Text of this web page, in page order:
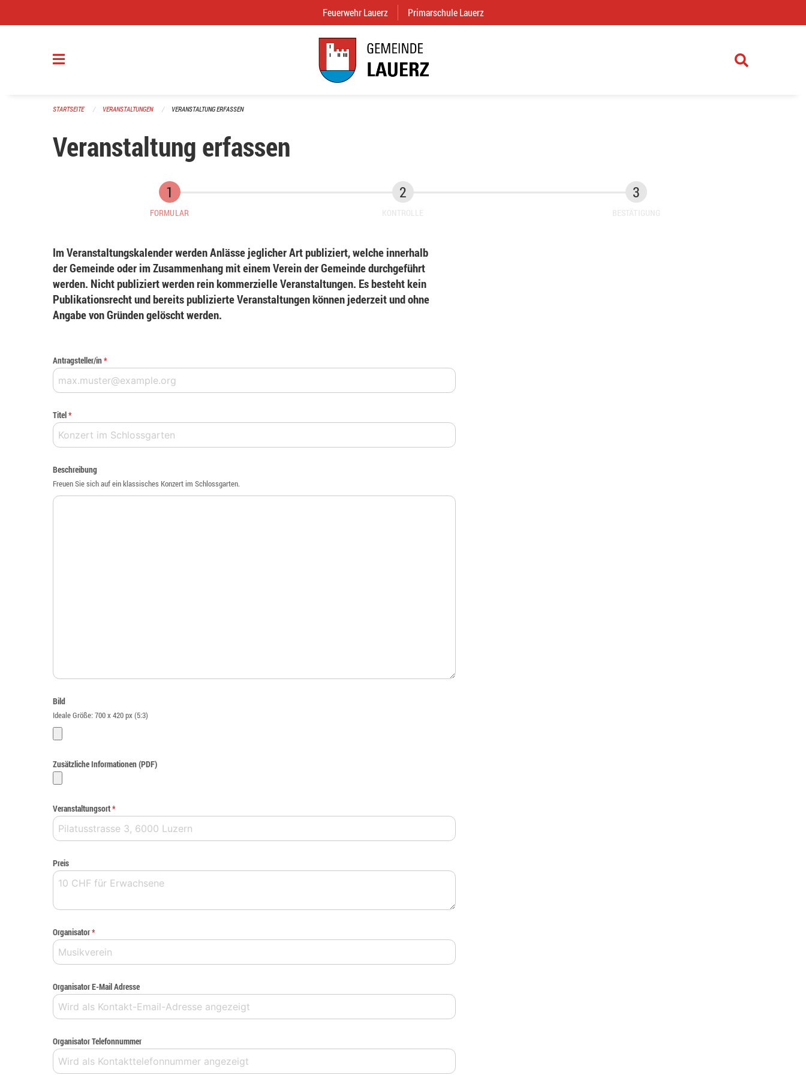
Feuerwehr Lauerz (External Link)
Primarschule Lauerz
STARTSEITE VERANSTALTUNGEN VERANSTALTUNG ERFASSEN
Veranstaltung erfassen
FORMULAR KONTROLLE BESTÄTIGUNG
Im Veranstaltungskalender werden Anlässe jeglicher Art publiziert, welche innerhalb
der Gemeinde oder im Zusammenhang mit einem Verein der Gemeinde durchgeführt
werden. Nicht publiziert werden rein kommerzielle Veranstaltungen. Es besteht kein
Publikationsrecht und bereits publizierte Veranstaltungen können jederzeit und ohne
Angabe von Gründen gelöscht werden.
Antragsteller/in*
Titel*
Beschreibung
Freuen Sie sich auf ein klassisches Konzert im Schlossgarten.
Bild
Ideale Größe: 700 x 420 px (5:3)
Zusätzliche Informationen (PDF)
Veranstaltungsort*
Preis
Organisator*
Organisator E-Mail Adresse
Organisator Telefonnummer